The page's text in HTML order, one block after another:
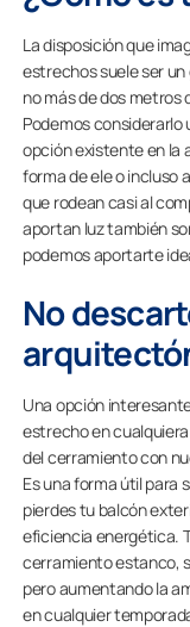
La disposición que
estrechos suele ser
no más de dos metros
Podemos considerarlo
opción existente en la
forma de ele o incluso
que rodean casi al
aportan luz también
podemos aportarte
No
Una opción
estrecho en
del cerramiento con
Es una forma útil para
pierdes tu balcón
eficiencia energética.
cerramiento estanco,
pero aumentando la
en cualquier